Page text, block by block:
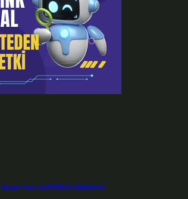
Skype: live:.cid.575569c608265c69